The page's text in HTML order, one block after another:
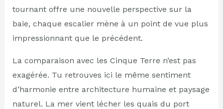
tournant offre une nouvelle perspective sur la
baie, chaque escalier mène à un point de vue plus
impressionnant que le précédent.
La comparaison avec les Cinque Terre n’est pas
exagérée. Tu retrouves ici le même sentiment
d’harmonie entre architecture humaine et paysage
naturel. La mer vient lécher les quais du port